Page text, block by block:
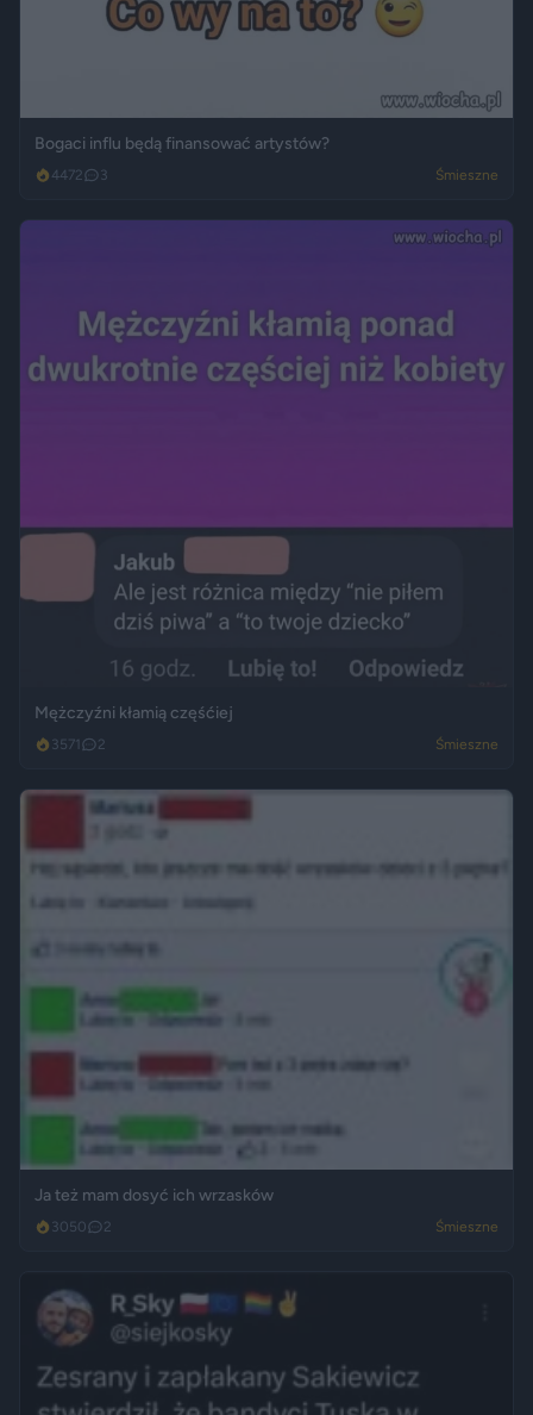
Bogaci influ będą finansować artystów?
4472 3 Śmieszne
Mężczyźni kłamią częśćiej
3571 2 Śmieszne
Ja też mam dosyć ich wrzasków
3050 2 Śmieszne